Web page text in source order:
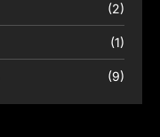
(2)
(1)
(9)